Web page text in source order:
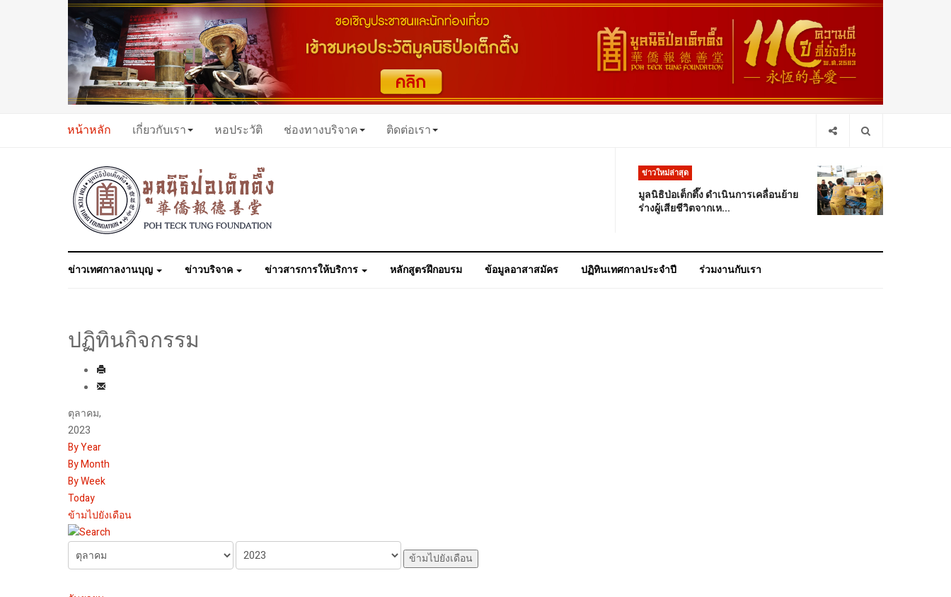
หน้าหลัก เกี่ยวกับเรา หอประวัติ ช่องทางบริจาค ติดต่อเรา
ข่าวใหม่ล่าสุด
มูลนิธิป่อเต็กตึ๊ง ดำเนินการเคลื่อนย้าย
ร่างผู้เสียชีวิตจากเห...
ข่าวเทศกาลงานบุญ ข่าวบริจาค ข่าวสารการให้บริการ หลักสูตรฝึกอบรม ข้อมูลอาสาสมัคร ปฏิทินเทศกาลประจำปี ร่วมงานกับเรา
ปฏิทินกิจกรรม
ตุลาคม,
2023
By Year
By Month
By Week
Today
ข้ามไปยังเดือน
ข้ามไปยังเดือน